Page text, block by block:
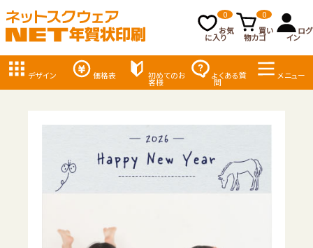
お気
に入り
0
買い
物カゴ
0
ログ
イン
デザイン 価格表 初めてのお
客様
よくある質
問
メニュー